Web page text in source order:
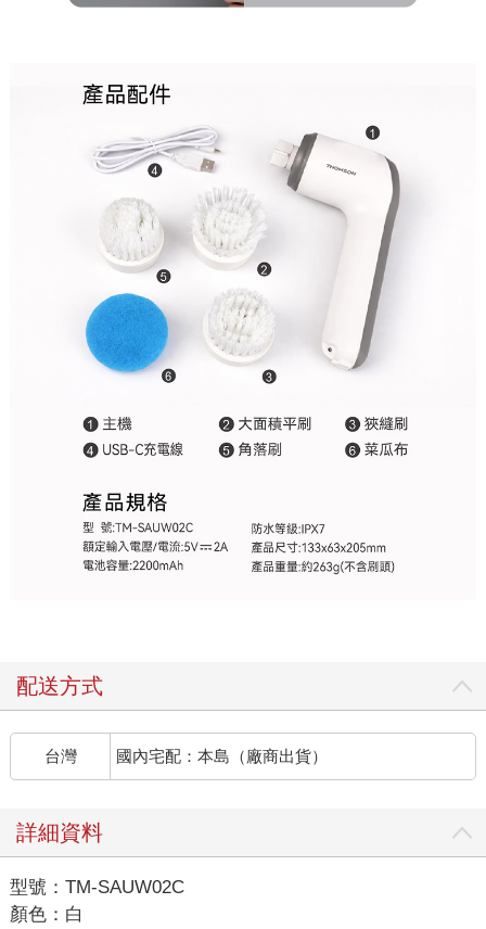
配送方式
台灣 國內宅配：本島（廠商出貨）
詳細資料
型號：TM-SAUW02C
顏色：白